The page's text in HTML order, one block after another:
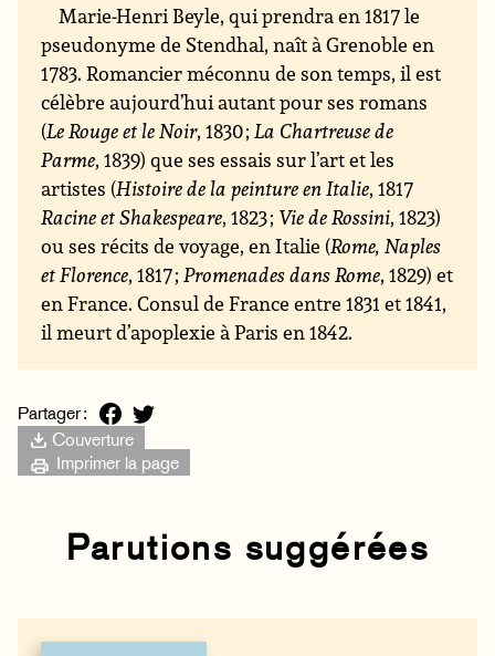
Marie-Henri Beyle, qui prendra en 1817 le
pseudonyme de Stendhal, naît à Grenoble en
1783. Romancier méconnu de son temps, il est
célèbre aujourd’hui autant pour ses romans
(Le Rouge et le Noir, 1830 ; La Chartreuse de
Parme, 1839) que ses essais sur l’art et les
artistes (Histoire de la peinture en Italie, 1817
Racine et Shakespeare, 1823 ; Vie de Rossini, 1823)
ou ses récits de voyage, en Italie (Rome, Naples
et Florence, 1817 ; Promenades dans Rome, 1829) et
en France. Consul de France entre 1831 et 1841,
il meurt d’apoplexie à Paris en 1842.
Partager :
Couverture
Imprimer la page
Parutions suggérées